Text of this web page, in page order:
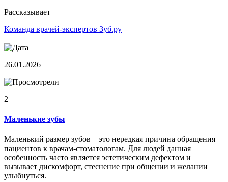
Рассказывает
Команда врачей-экспертов Зуб.ру
26.01.2026
2
Маленькие зубы
Маленький размер зубов – это нередкая причина обращения
пациентов к врачам-стоматологам. Для людей данная
особенность часто является эстетическим дефектом и
вызывает дискомфорт, стеснение при общении и желании
улыбнуться.